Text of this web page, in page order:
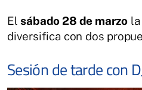
Elsábado 28 de marzo
diversifica con dos
Sesión de tarde con